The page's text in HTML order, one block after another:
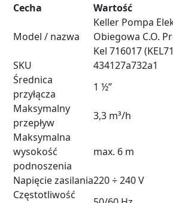
Cecha Wartość
Model / nazwa
Keller Pompa
Obiegowa C.O.
Kel 716017
SKU
434127a732a1
Średnica
przyłącza
1 ½”
Maksymalny
przepływ
3,3 m³/h
Maksymalna
wysokość
podnoszenia
max. 6 m
Napięcie zasilania220 ÷ 240 V
Częstotliwość